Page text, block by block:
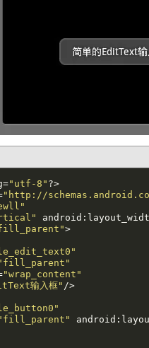
"utf-8" ?>
"http://
>
"wrap_content"
输入框"/>